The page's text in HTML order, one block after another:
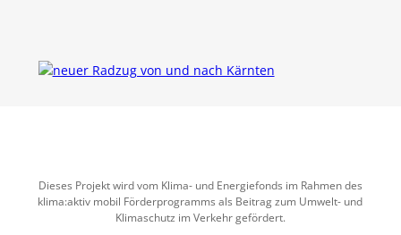
Dieses Projekt wird vom Klima- und Energiefonds im Rahmen des
klima:aktiv mobil Förderprogramms als Beitrag zum Umwelt- und
Klimaschutz im Verkehr gefördert.